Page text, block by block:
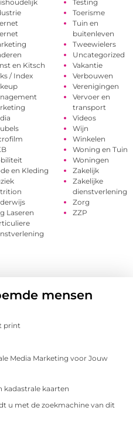
en Kitsch
/ Index
en Kleding
Laseren
Testing
Toerisme
Tuin en
buitenleven
Tweewielers
Uncategorized
Vakantie
Verbouwen
Verenigingen
Vervoer en
transport
Videos
Wijn
Winkelen
Woning en Tuin
Woningen
Zakelijk
Zakelijke
dienstverlening
Zorg
ZZP
mensen
print
Media Marketing voor Jouw
kadastrale kaarten
u met de zoekmachine van dit